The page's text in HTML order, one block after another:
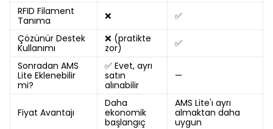
RFID Filament
Tanıma
❌
✅
Çözünür Destek
Kullanımı
❌ (pratikte
zor)
✅
Sonradan AMS
Lite Eklenebilir
mi?
✅ Evet, ayrı
satın
alınabilir
—
Fiyat Avantajı
Daha
ekonomik
başlangıç
AMS Lite'ı ayrı
almaktan daha
uygun